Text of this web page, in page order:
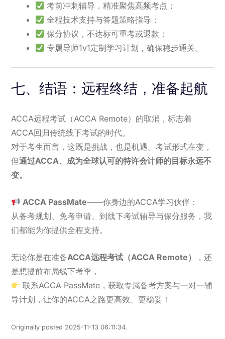
考前冲刺辅导，精准聚焦高频考点；
全程技术支持与答题策略指导；
保分协议，不达标可重考或退款；
专属导师1v1定制学习计划，确保稳步通关。
七、结语：远程终结，准备起航
ACCA远程考试（ACCA Remote）的取消，标志着
ACCA回归传统线下考试的时代。
对于考生而言，这既是挑战，也是机遇。考试形式在变，
但通过ACCA、成为全球认可的特许会计师的目标永远不
变。
ACCA PassMate——你身边的ACCA学习伙伴：
从备考规划、免考申请、到线下考试辅导与保分服务，我
们都能为你提供全程支持。
无论你是在准备ACCA远程考试（ACCA Remote）
，还
是想提前布局线下考季，
联系ACCA PassMate，获取专属备考方案与一对一辅
导计划，让你的ACCA之路更高效、更稳妥！
Originally posted 2025-11-13 06:11:34.